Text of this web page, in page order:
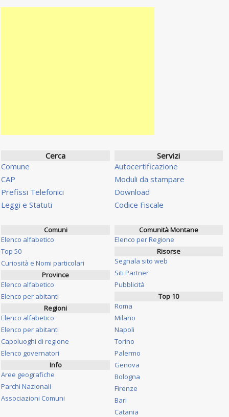
Cerca
Comune
CAP
Prefissi Telefonici
Leggi e Statuti
Servizi
Autocertificazione
Moduli da stampare
Download
Codice Fiscale
Comuni
Elenco alfabetico
Top 50
Curiosità e Nomi particolari
Province
Elenco alfabetico
Elenco per abitanti
Regioni
Elenco alfabetico
Elenco per abitanti
Capoluoghi di regione
Elenco governatori
Info
Aree geografiche
Parchi Nazionali
Associazioni Comuni
Comunità Montane
Elenco per Regione
Risorse
Segnala sito web
Siti Partner
Pubblicità
Top 10
Roma
Milano
Napoli
Torino
Palermo
Genova
Bologna
Firenze
Bari
Catania